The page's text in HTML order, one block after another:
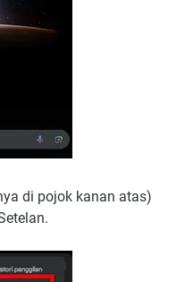
di pojok kanan atas)